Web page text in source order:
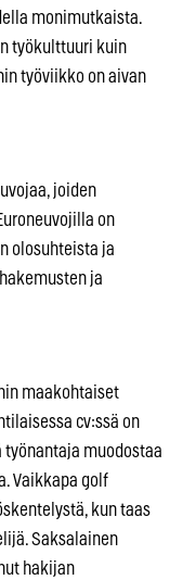
monimutkaista.
työkulttuuri kuin
työviikko on aivan
joiden
on
olosuhteista ja
ja
maakohtaiset
cv:ssä on
muodostaa
Vaikkapa golf
kun taas
Saksalainen
hakijan